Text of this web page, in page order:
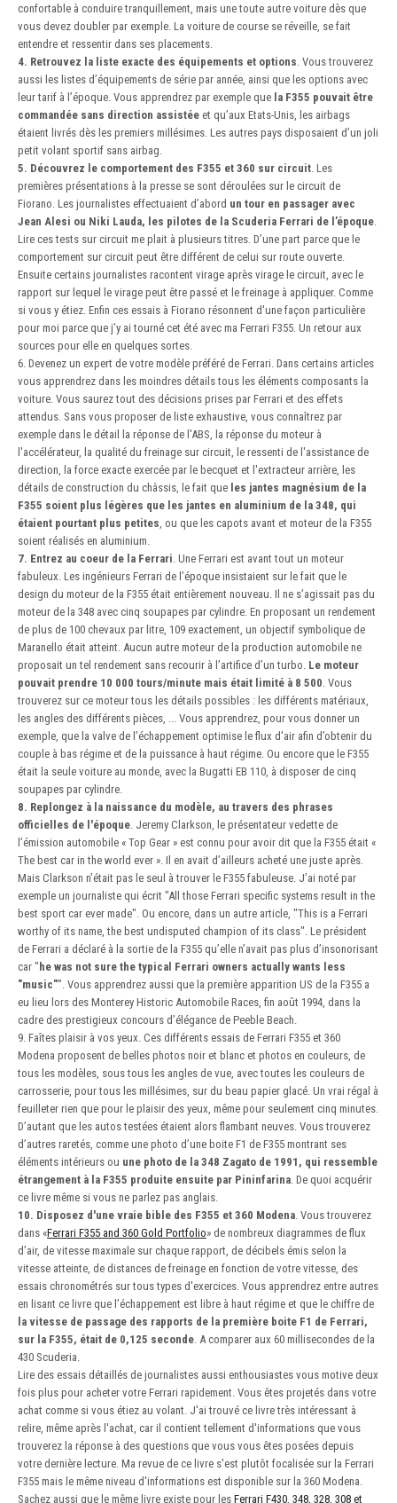
confortable à conduire tranquillement, mais une toute autre voiture dès que
vous devez doubler par exemple. La voiture de course se réveille, se fait
entendre et ressentir dans ses placements.
4. Retrouvez la liste exacte des équipements et options . Vous trouverez
aussi les listes d’équipements de série par année, ainsi que les options avec
leur tarif à l’époque. Vous apprendrez par exemple que la F355 pouvait être
commandée sans direction assistée et qu’aux Etats-Unis, les airbags
étaient livrés dès les premiers millésimes. Les autres pays disposaient d’un joli
petit volant sportif sans airbag.
5. Découvrez le comportement des F355 et 360 sur circuit . Les
premières présentations à la presse se sont déroulées sur le circuit de
Fiorano. Les journalistes effectuaient d’abord un tour en passager avec
Jean Alesi ou Niki Lauda, les pilotes de la Scuderia Ferrari de l’époque
Lire ces tests sur circuit me plait à plusieurs titres. D’une part parce que le
comportement sur circuit peut être différent de celui sur route ouverte.
Ensuite certains journalistes racontent virage après virage le circuit, avec le
rapport sur lequel le virage peut être passé et le freinage à appliquer. Comme
si vous y étiez. Enfin ces essais à Fiorano résonnent d'une façon particulière
pour moi parce que j’y ai tourné cet été avec ma Ferrari F355. Un retour aux
sources pour elle en quelques sortes.
6. Devenez un expert de votre modèle préféré de Ferrari. Dans certains articles
vous apprendrez dans les moindres détails tous les éléments composants la
voiture. Vous saurez tout des décisions prises par Ferrari et des effets
attendus. Sans vous proposer de liste exhaustive, vous connaîtrez par
exemple dans le détail la réponse de l'ABS, la réponse du moteur à
l'accélérateur, la qualité du freinage sur circuit, le ressenti de l'assistance de
direction, la force exacte exercée par le becquet et l'extracteur arrière, les
détails de construction du châssis, le fait que les jantes magnésium de la
F355 soient plus légères que les jantes en aluminium de la 348, qui
étaient pourtant plus petites , ou que les capots avant et moteur de la F355
soient réalisés en aluminium.
7. Entrez au coeur de la Ferrari . Une Ferrari est avant tout un moteur
fabuleux. Les ingénieurs Ferrari de l’époque insistaient sur le fait que le
design du moteur de la F355 était entièrement nouveau. Il ne s’agissait pas du
moteur de la 348 avec cinq soupapes par cylindre. En proposant un rendement
de plus de 100 chevaux par litre, 109 exactement, un objectif symbolique de
Maranello était atteint. Aucun autre moteur de la production automobile ne
proposait un tel rendement sans recourir à l’artifice d’un turbo. Le moteur
pouvait prendre 10 000 tours/minute mais était limité à 8 500 . Vous
trouverez sur ce moteur tous les détails possibles : les différents matériaux,
les angles des différents pièces, ... Vous apprendrez, pour vous donner un
exemple, que la valve de l’échappement optimise le flux d'air afin d’obtenir du
couple à bas régime et de la puissance à haut régime. Ou encore que le F355
était la seule voiture au monde, avec la Bugatti EB 110, à disposer de cinq
soupapes par cylindre.
8. Replongez à la naissance du modèle, au travers des phrases
officielles de l'époque . Jeremy Clarkson, le présentateur vedette de
l’émission automobile « Top Gear » est connu pour avoir dit que la F355 était «
The best car in the world ever ». Il en avait d’ailleurs acheté une juste après.
Mais Clarkson n’était pas le seul à trouver le F355 fabuleuse. J’ai noté par
exemple un journaliste qui écrit "All those Ferrari specific systems result in the
best sport car ever made". Ou encore, dans un autre article, "This is a Ferrari
worthy of its name, the best undisputed champion of its class". Le président
de Ferrari a déclaré à la sortie de la F355 qu’elle n’avait pas plus d’insonorisant
car "he was not sure the typical Ferrari owners actually wants less
"music"”. Vous apprendrez aussi que la première apparition US de la F355 a
eu lieu lors des Monterey Historic Automobile Races, fin août 1994, dans la
cadre des prestigieux concours d’élégance de Peeble Beach.
9. Faîtes plaisir à vos yeux. Ces différents essais de Ferrari F355 et 360
Modena proposent de belles photos noir et blanc et photos en couleurs, de
tous les modèles, sous tous les angles de vue, avec toutes les couleurs de
carrosserie, pour tous les millésimes, sur du beau papier glacé. Un vrai régal à
feuilleter rien que pour le plaisir des yeux, même pour seulement cinq minutes.
D’autant que les autos testées étaient alors flambant neuves. Vous trouverez
d’autres raretés, comme une photo d’une boite F1 de F355 montrant ses
éléments intérieurs ou une photo de la 348 Zagato de 1991, qui ressemble
étrangement à la F355 produite ensuite par Pininfarina . De quoi acquérir
ce livre même si vous ne parlez pas anglais.
10. Disposez d'une vraie bible des F355 et 360 Modena . Vous trouverez
dans «Ferrari F355 and 360 Gold Portfolio» de nombreux diagrammes de flux
d’air, de vitesse maximale sur chaque rapport, de décibels émis selon la
vitesse atteinte, de distances de freinage en fonction de votre vitesse, des
essais chronométrés sur tous types d'exercices. Vous apprendrez entre autres
en lisant ce livre que l’échappement est libre à haut régime et que le chiffre de
la vitesse de passage des rapports de la première boite F1 de Ferrari,
sur la F355, était de 0,125 seconde . A comparer aux 60 millisecondes de la
430 Scuderia.
Lire des essais détaillés de journalistes aussi enthousiastes vous motive deux
fois plus pour acheter votre Ferrari rapidement. Vous êtes projetés dans votre
achat comme si vous étiez au volant. J'ai trouvé ce livre très intéressant à
relire, même après l'achat, car il contient tellement d'informations que vous
trouverez la réponse à des questions que vous vous êtes posées depuis
votre dernière lecture. Ma revue de ce livre s'est plutôt focalisée sur la Ferrari
F355 mais le même niveau d'informations est disponible sur la 360 Modena.
Sachez aussi que le même livre existe pour les Ferrari F430 348, 328, 308 et